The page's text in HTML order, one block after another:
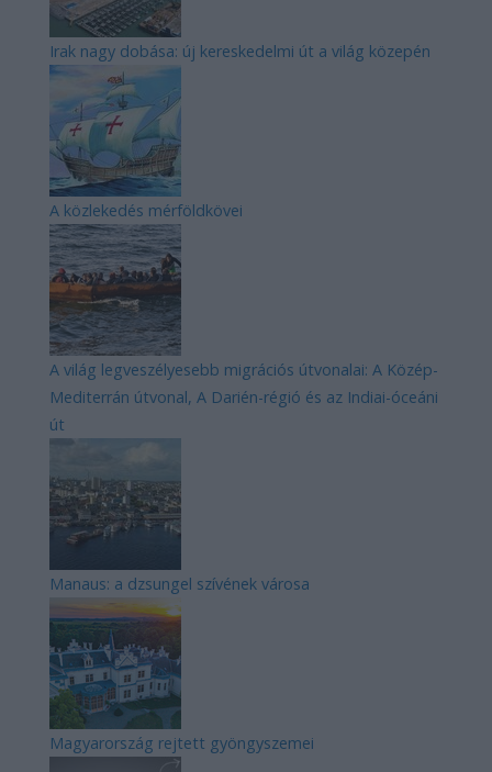
Irak nagy dobása: új kereskedelmi út a világ közepén
A közlekedés mérföldkövei
A világ legveszélyesebb migrációs útvonalai: A Közép-
Mediterrán útvonal, A Darién-régió és az Indiai-óceáni
út
Manaus: a dzsungel szívének városa
Magyarország rejtett gyöngyszemei